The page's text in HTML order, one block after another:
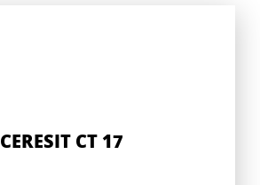
CERESIT CT 17